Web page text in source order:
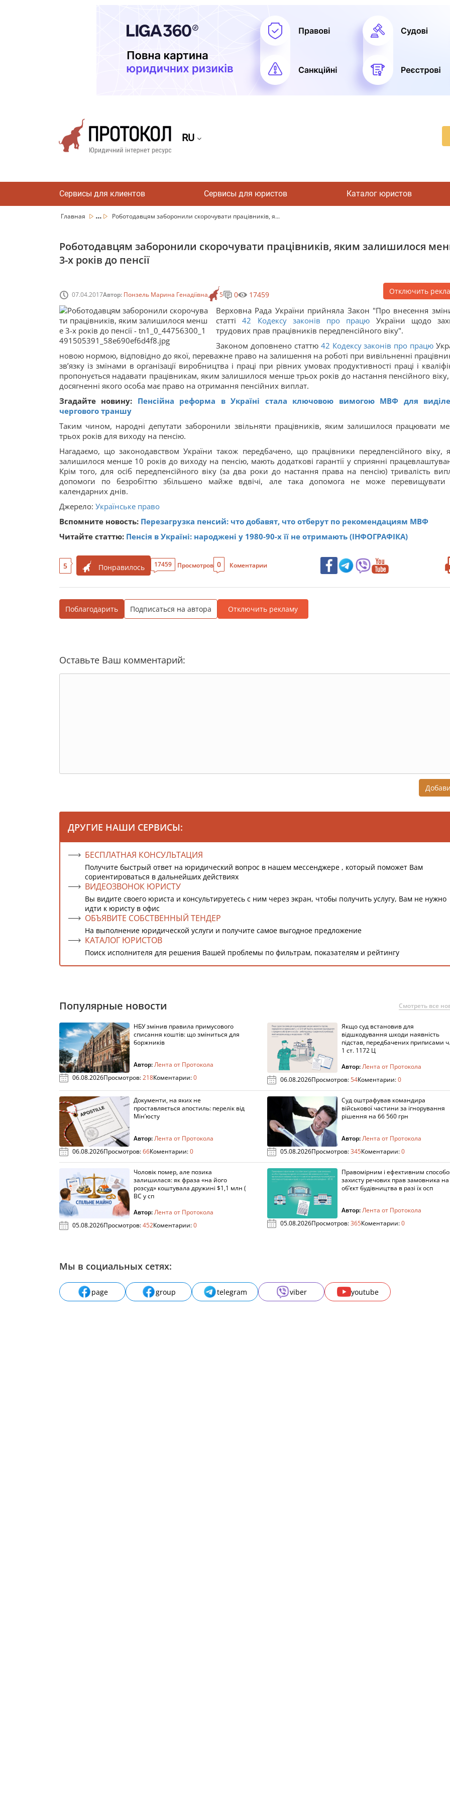
RU
Сервисы для клиентов Сервисы для юристов Каталог юристов
Главная ... Роботодавцям заборонили скорочувати працівників, я...
Роботодавцям заборонили скорочувати працівників, яким залишилося
3-х років до пенсії
07.04.2017Автор: Понзель Марина Генадіївна 5 0 17459 Отключить
Верховна Рада України прийняла Закон "Про внесення
статті 42 Кодексу законів про працю України щодо
трудових прав працівників передпенсійного віку".
Законом доповнено статтю42 Кодексу законів про працю
новою нормою, відповідно до якої, переважне право на залишення на роботі при вивільненні
зв’язку із змінами в організації виробництва і праці при рівних умовах продуктивності праці і
пропонується надавати працівникам, яким залишилося менше трьох років до настання пенсійного
досягненні якого особа має право на отримання пенсійних виплат.
Згадайте новину: Пенсійна реформа в Україні стала ключовою вимогою МВФ для
чергового траншу
Таким чином, народні депутати заборонили звільняти працівників, яким залишилося працювати
трьох років для виходу на пенсію.
Нагадаємо, що законодавством України також передбачено, що працівники передпенсійного віку,
залишилося менше 10 років до виходу на пенсію, мають додаткові гарантії у сприянні
Крім того, для осіб передпенсійного віку (за два роки до настання права на пенсію) тривалість
допомоги по безробіттю збільшено майже вдвічі, але така допомога не може перевищувати
календарних днів.
Джерело: Українське право
Вспомните новость: Перезагрузка пенсий: что добавят, что отберут по рекомендациям МВФ
Читайте статтю: Пенсія в Україні: народжені у 1980-90-х її не отримають (ІНФОГРАФІКА)
5 Понравилось 17459 Просмотров 0 Коментарии
Поблагодарить Подписаться на автора Отключить рекламу
Оставьте Ваш комментарий:
ДРУГИЕ НАШИ СЕРВИСЫ:
БЕСПЛАТНАЯ КОНСУЛЬТАЦИЯ
Получите быстрый ответ на юридический вопрос в нашем мессенджере , который поможет Вам
сориентироваться в дальнейших действиях
ВИДЕОЗВОНОК ЮРИСТУ
Вы видите своего юриста и консультируетесь с ним через экран, чтобы получить услугу, Вам не нужно
идти к юристу в офис
ОБЪЯВИТЕ СОБСТВЕННЫЙ ТЕНДЕР
На выполнение юридической услуги и получите самое выгодное предложение
КАТАЛОГ ЮРИСТОВ
Поиск исполнителя для решения Вашей проблемы по фильтрам, показателям и рейтингу
Популярные новости Смотреть все
НБУ змінив правила примусового
списання коштів: що зміниться для
боржників
Автор:Лента от Протокола
06.08.2026Просмотров:218Коментарии:0
Якщо суд встановив для
відшкодування шкоди наявність
підстав, передбачених приписами ч.
1 ст. 1172 Ц
Автор:Лента от Протокола
06.08.2026Просмотров:54Коментарии:0
Документи, на яких не
проставляється апостиль: перелік від
Мін’юсту
Автор:Лента от Протокола
06.08.2026Просмотров:66Коментарии:0
Суд оштрафував командира
військової частини за ігнорування
рішення на 66 560 грн
Автор:Лента от Протокола
05.08.2026Просмотров:345Коментарии:0
Чоловік помер, але позика
залишилася: як фраза «на його
розсуд» коштувала дружині $1,1 млн (
ВС у сп
Автор:Лента от Протокола
05.08.2026Просмотров:452Коментарии:0
Правомірним і ефективним
захисту речових прав замовника на
об’єкт будівництва в разі їх осп
Автор:Лента от Протокола
05.08.2026Просмотров:365Коментарии:0
Мы в социальных сетях:
page group telegram viber youtube